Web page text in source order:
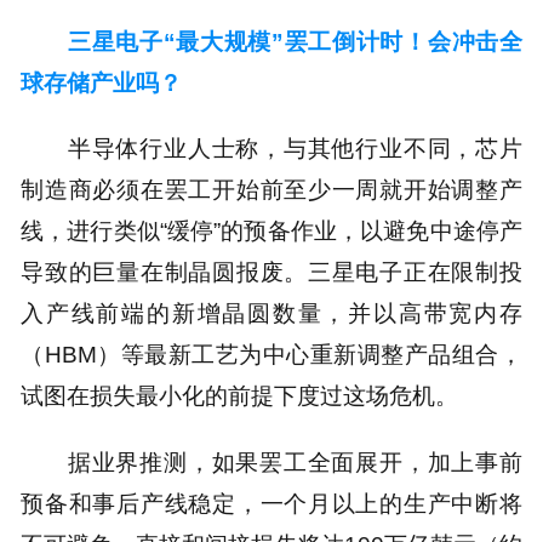
三星电子“最大规模”罢工倒计时！会冲击全
球存储产业吗？
半导体行业人士称，与其他行业不同，芯片
制造商必须在罢工开始前至少一周就开始调整产
线，进行类似“缓停”的预备作业，以避免中途停产
导致的巨量在制晶圆报废。三星电子正在限制投
入产线前端的新增晶圆数量，并以高带宽内存
（HBM）等最新工艺为中心重新调整产品组合，
试图在损失最小化的前提下度过这场危机。
据业界推测，如果罢工全面展开，加上事前
预备和事后产线稳定，一个月以上的生产中断将